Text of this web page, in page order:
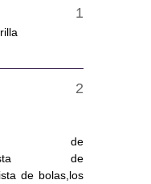
de
de
de bolas,los